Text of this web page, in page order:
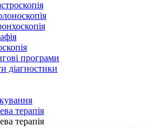
програми
діагностики
терапія
терапія